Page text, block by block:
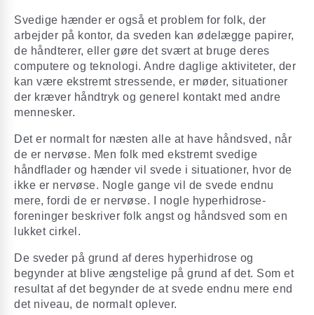
Svedige hænder er også et problem for folk, der
arbejder på kontor, da sveden kan ødelægge papirer,
de håndterer, eller gøre det svært at bruge deres
computere og teknologi. Andre daglige aktiviteter, der
kan være ekstremt stressende, er møder, situationer
der kræver håndtryk og generel kontakt med andre
mennesker.
Det er normalt for næsten alle at have håndsved, når
de er nervøse. Men folk med ekstremt svedige
håndflader og hænder vil svede i situationer, hvor de
ikke er nervøse. Nogle gange vil de svede endnu
mere, fordi de er nervøse. I nogle hyperhidrose-
foreninger beskriver folk angst og håndsved som en
lukket cirkel.
De sveder på grund af deres hyperhidrose og
begynder at blive ængstelige på grund af det. Som et
resultat af det begynder de at svede endnu mere end
det niveau, de normalt oplever.